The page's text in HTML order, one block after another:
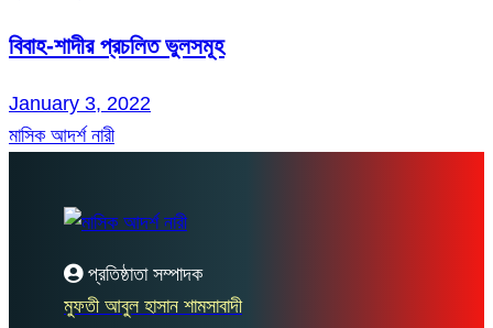
বিবাহ-শাদীর প্রচলিত ভুলসমূহ
January 3, 2022
মাসিক আদর্শ নারী
প্রতিষ্ঠাতা সম্পাদক
মুফতী আবুল হাসান শামসাবাদী